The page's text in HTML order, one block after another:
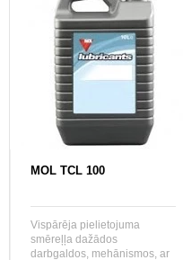
MOL TCL 100
Vispārēja pielietojuma
smēreļļa dažādos
darbgaldos, mehānismos, ar